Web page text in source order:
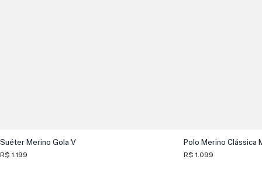
Suéter Merino Gola V
R$ 1.199
Polo Merino Clássica
R$ 1.099